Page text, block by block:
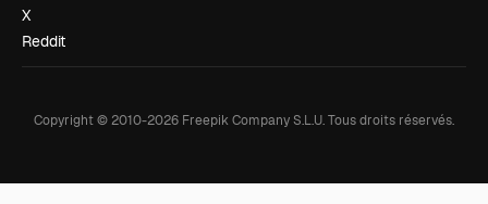
X
Reddit
Copyright © 2010-2026 Freepik Company S.L.U.Tous droits réservés.